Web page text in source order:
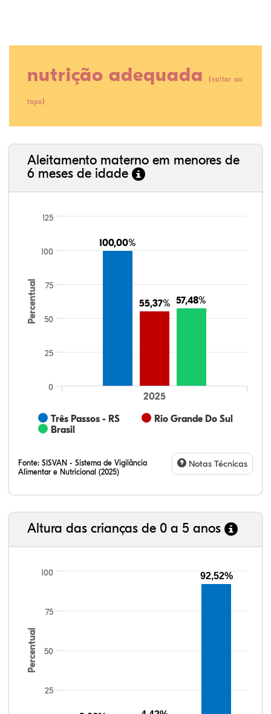
nutrição adequada (voltar ao
topo)
Aleitamento materno em menores de
6 meses de idade
Percentual
100,00%
100,00%
55,37%
55,37% 57,48%
57,48%
Três Passos - RS
Rio Grande Do Sul
Brasil
2025
0
25
50
75
100
125
Fonte: SISVAN - Sistema de Vigilância
Alimentar e Nutricional (2025)
Notas Técnicas
Altura das crianças de 0 a 5 anos
Percentual
25
50
75
100 92,52%